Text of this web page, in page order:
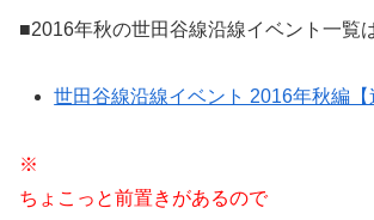
■2016年秋の世田谷線沿線イベント一覧
世田谷線沿線イベント 2016年秋編【
※
ちょこっと前置きがあるので